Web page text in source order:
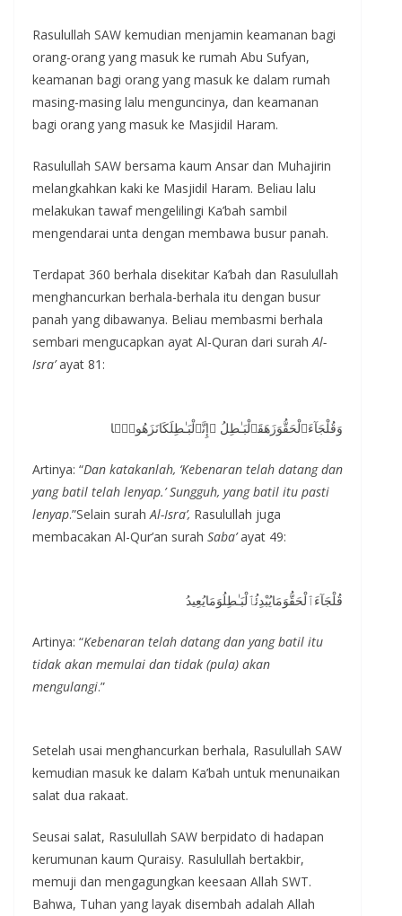
Rasulullah SAW kemudian menjamin keamanan bagi
orang-orang yang masuk ke rumah Abu Sufyan,
keamanan bagi orang yang masuk ke dalam rumah
masing-masing lalu menguncinya, dan keamanan
bagi orang yang masuk ke Masjidil Haram.
Rasulullah SAW bersama kaum Ansar dan Muhajirin
melangkahkan kaki ke Masjidil Haram. Beliau lalu
melakukan tawaf mengelilingi Ka’bah sambil
mengendarai unta dengan membawa busur panah.
Terdapat 360 berhala disekitar Ka’bah dan Rasulullah
menghancurkan berhala-berhala itu dengan busur
panah yang dibawanya. Beliau membasmi berhala
sembari mengucapkan ayat Al-Quran dari surah Al-
Isra’ayat 81:
وَقُلْجَآءَٱلْحَقُّوَزَهَقَٱلْبَـٰطِلُ ۚإِنَّٱلْبَـٰطِلَكَانَزَهُوقًۭا
Artinya: “Dan katakanlah, ‘Kebenaran telah datang dan
yang batil telah lenyap.’ Sungguh, yang batil itu pasti
lenyap.”Selain surah Al-Isra’, Rasulullah juga
membacakan Al-Qur’an surah Saba’ayat 49:
قُلْجَآءَٱلْحَقُّوَمَايُبْدِئُٱلْبَـٰطِلُوَمَايُعِيدُ
Artinya: “Kebenaran telah datang dan yang batil itu
tidak akan memulai dan tidak (pula) akan
mengulangi.”
Setelah usai menghancurkan berhala, Rasulullah SAW
kemudian masuk ke dalam Ka’bah untuk menunaikan
salat dua rakaat.
Seusai salat, Rasulullah SAW berpidato di hadapan
kerumunan kaum Quraisy. Rasulullah bertakbir,
memuji dan mengagungkan keesaan Allah SWT.
Bahwa, Tuhan yang layak disembah adalah Allah